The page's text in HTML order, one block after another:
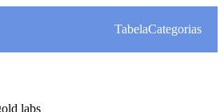
TabelaCategorias